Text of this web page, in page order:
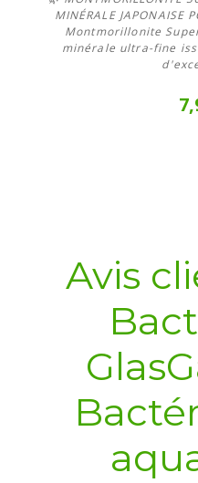
MINÉRALE JAPONAISE
Montmorillonite
minérale ultra-fine
Avis